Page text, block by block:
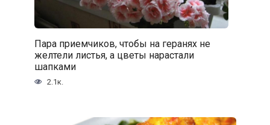
Пара приемчиков, чтобы на геранях не
желтели листья, а цветы нарастали
шапками
2.1к.